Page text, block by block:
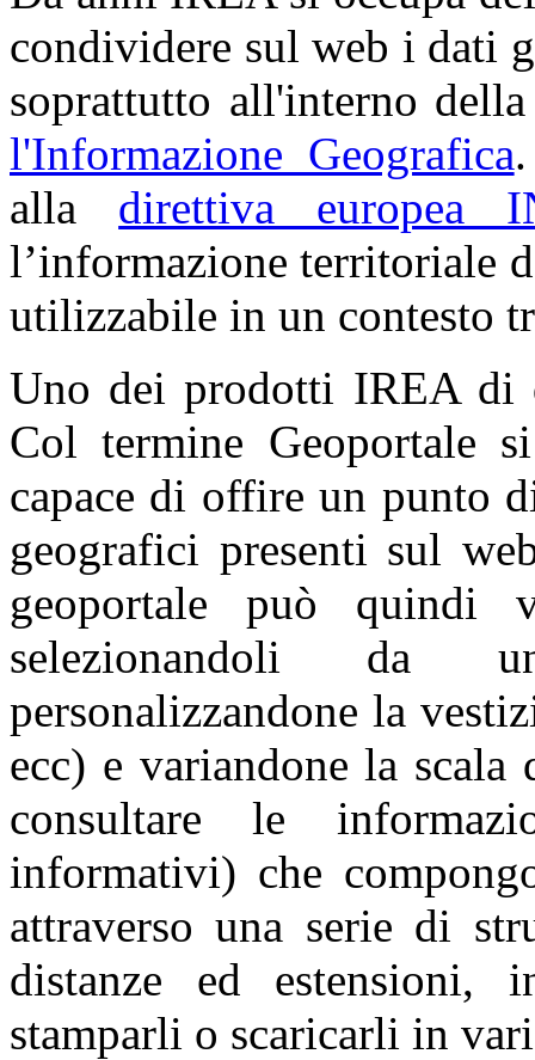
condividere sul web i dati
soprattutto all'interno
l'Informazione Geografica
alla direttiva europea
l’informazione territoriale
utilizzabile in un contesto
Uno dei prodotti IREA di
Col termine Geoportale
capace di offire un punto
geografici presenti sul
geoportale può quindi
selezionandoli da
personalizzandone la
ecc) e variandone la scala
consultare le
informativi) che
attraverso una serie di
distanze ed estensioni,
stamparli o scaricarli in